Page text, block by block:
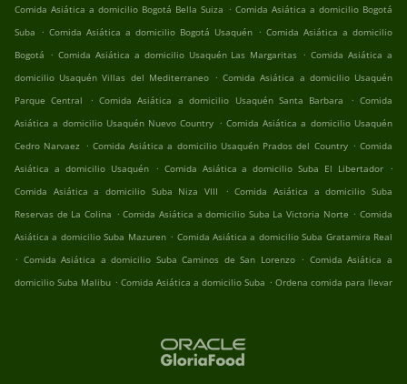
Comida Asiática a domicilio Bogotá Bella Suiza . Comida Asiática a domicilio Bogotá
Suba . Comida Asiática a domicilio Bogotá Usaquén . Comida Asiática a domicilio
Bogotá . Comida Asiática a domicilio Usaquén Las Margaritas . Comida Asiática a
domicilio Usaquén Villas del Mediterraneo . Comida Asiática a domicilio Usaquén
Parque Central
. Comida Asiática a domicilio Usaquén Santa Barbara . Comida
Asiática a domicilio Usaquén Nuevo Country . Comida Asiática a domicilio Usaquén
Cedro Narvaez . Comida Asiática a domicilio Usaquén Prados del Country . Comida
Asiática a domicilio Usaquén . Comida Asiática a domicilio Suba El Libertador .
Comida Asiática a domicilio Suba Niza VIII
. Comida Asiática a domicilio Suba
Reservas de La Colina . Comida Asiática a domicilio Suba La Victoria Norte . Comida
Asiática a domicilio Suba Mazuren . Comida Asiática a domicilio Suba Gratamira Real
. Comida Asiática a domicilio Suba Caminos de San Lorenzo . Comida Asiática a
domicilio Suba Malibu . Comida Asiática a domicilio Suba . Ordena comida para llevar